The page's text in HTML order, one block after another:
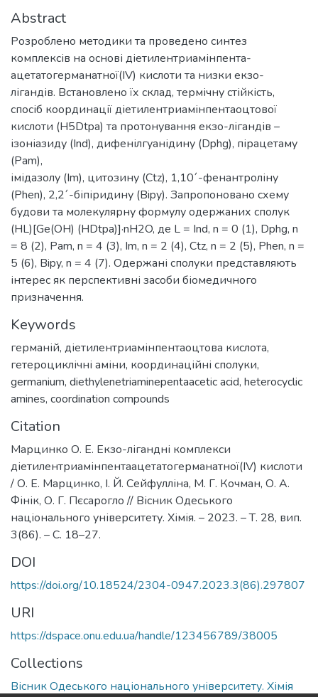
Abstract
Розроблено методики та проведено синтез
комплексів на основі діетилентриамінпента-
ацетатогерманатної(IV) кислоти та низки екзо-
лігандів. Встановлено їх склад, термічну стійкість,
спосіб координації діетилентриамінпентаоцтової
кислоти (H5Dtpa) та протонування екзо-лігандів –
ізоніазиду (Ind), дифенілгуанідину (Dphg), пірацетаму
(Pam),
імідазолу (Im), цитозину (Ctz), 1,10´-фенантроліну
(Phen), 2,2´-біпіридину (Bipy). Запропоновано схему
будови та молекулярну формулу одержаних сполук
(HL)[Ge(OH) (HDtpa)]·nH2O, де L = Ind, n = 0 (1), Dphg, n
= 8 (2), Pam, n = 4 (3), Im, n = 2 (4), Ctz, n = 2 (5), Phen, n =
5 (6), Bipy, n = 4 (7). Одержані сполуки представляють
інтерес як перспективні засоби біомедичного
призначення.
Keywords
германій, діетилентриамінпентаоцтова кислота,
гетероциклічні аміни, координаційні сполуки,
germanium, diethylenetriaminepentaacetic acid, heterocyclic
amines, coordination compounds
Citation
Марцинко О. Е. Екзо-лігандні комплекси
діетилентриамінпентаацетатогерманатної(IV) кислоти
/ О. Е. Марцинко, І. Й. Сейфулліна, М. Г. Кочман, О. А.
Фінік, О. Г. Пєсарогло // Вісник Одеського
національного університету. Хімія. – 2023. – Т. 28, вип.
3(86). – С. 18–27.
DOI
https://doi.org/10.18524/2304-0947.2023.3(86).297807
URI
https://dspace.onu.edu.ua/handle/123456789/38005
Collections
Вісник Одеського національного університету. Хімія